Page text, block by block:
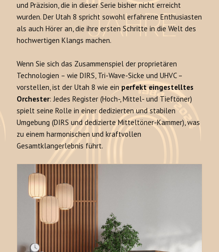
und Präzision, die in dieser Serie bisher nicht erreicht
wurden. Der Utah 8 spricht sowohl erfahrene Enthusiasten
als auch Hörer an, die ihre ersten Schritte in die Welt des
hochwertigen Klangs machen.
Wenn Sie sich das Zusammenspiel der proprietären
Technologien – wie DIRS, Tri-Wave-Sicke und UHVC –
vorstellen, ist der Utah 8 wie ein perfekt eingestelltes
Orchester: Jedes Register (Hoch-, Mittel- und Tieftöner)
spielt seine Rolle in einer dedizierten und stabilen
Umgebung (DIRS und dedizierte Mitteltöner-Kammer), was
zu einem harmonischen und kraftvollen
Gesamtklangerlebnis führt.